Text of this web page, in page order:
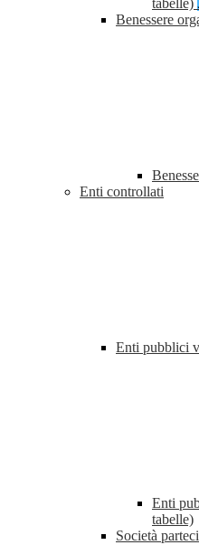
tabelle)
Benessere
Enti controllati
Enti pubblici
Enti
tabelle)
Società